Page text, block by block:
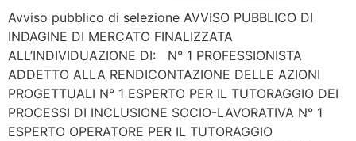
Avviso pubblico di selezione AVVISO PUBBLICO DI
INDAGINE DI MERCATO FINALIZZATA
ALL’INDIVIDUAZIONE DI: N° 1 PROFESSIONISTA
ADDETTO ALLA RENDICONTAZIONE DELLE AZIONI
PROGETTUALI N° 1 ESPERTO PER IL TUTORAGGIO DEI
PROCESSI DI INCLUSIONE SOCIO-LAVORATIVA N° 1
ESPERTO OPERATORE PER IL TUTORAGGIO